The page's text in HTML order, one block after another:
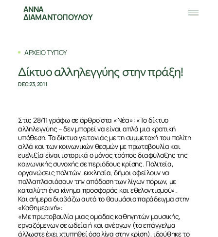
ΑΝΝΑ
ΔΙΑΜΑΝΤΟΠΟΥΛΟΥ
ΑΡΧΕΙΟ ΤΥΠΟΥ
Δίκτυο αλληλεγγύης στην πράξη!
DEC 23, 2011
Στις 28/11 γράφω σε άρθρο στα «Νέα»: «Το δίκτυο
αλληλεγγύης – δεν μπορεί να είναι απλά μια κρατική
υπόθεση. Τα δίκτυα γειτονιάς με τη συμμετοχή του πολίτη
αλλά και των κοινωνικών θεσμών με πρωτοβουλία και
ευελιξία είναι ιστορικά ο μόνος τρόπος διαφύλαξης της
κοινωνικής συνοχής σε περιόδους κρίσης. Πολιτεία,
οργανώσεις πολιτών, εκκλησία, δήμοι οφείλουν να
πολλαπλασιάσουν την απόδοση των λίγων πόρων, με
καταλύτη ένα κίνημα προσφοράς και εθελοντισμού».
Και σήμερα διαβάζω αυτό το θαυμάσιο παράδειγμα στην
«Καθημερινή»:
«Με πρωτοβουλία μιας ομάδας καθηγητών μουσικής,
εργαζόμενων σε ωδεία ή και ανέργων (το επάγγελμα
άλλωστε έχει χτυπηθεί όσο λίγα στην κρίση), ιδρύθηκε το